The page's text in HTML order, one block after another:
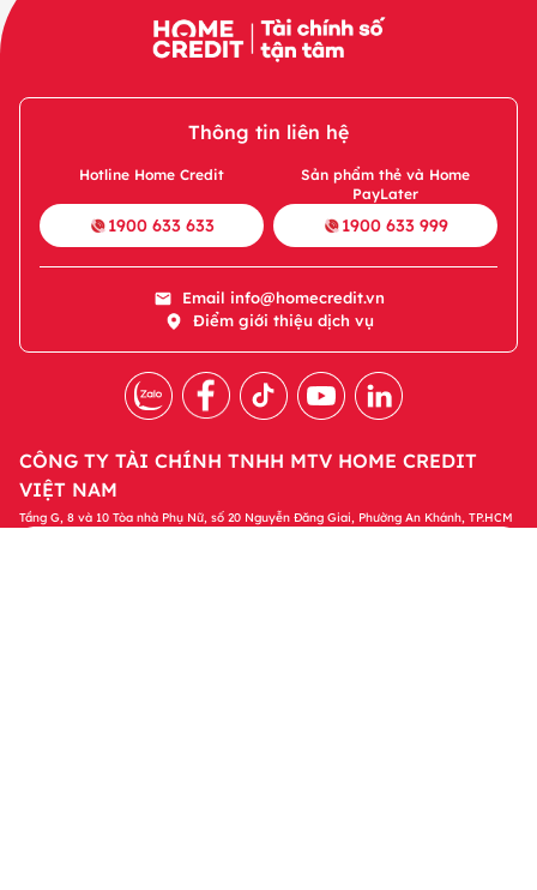
Thông tin liên hệ
Hotline Home Credit
1900 633 633
Sản phẩm thẻ và Home
PayLater
1900 633 999
Email info@homecredit.vn
Điểm giới thiệu dịch vụ
CÔNG TY TÀI CHÍNH TNHH MTV HOME CREDIT
VIỆT NAM
Tầng G, 8 và 10 Tòa nhà Phụ Nữ, số 20 Nguyễn Đăng Giai, Phường An Khánh, TP.HCM